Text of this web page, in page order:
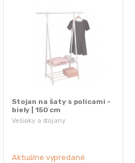
Vešiaky a stojany
Stojan na šaty s policami –
biely | 150 cm
Aktuálne vypredané